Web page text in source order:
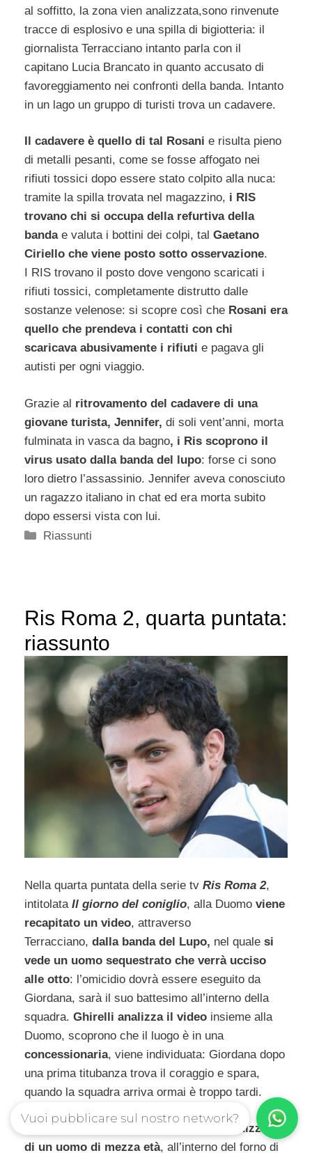
al soffitto, la zona vien analizzata,sono rinvenute
tracce di esplosivo e una spilla di bigiotteria: il
giornalista Terracciano intanto parla con il
capitano Lucia Brancato in quanto accusato di
favoreggiamento nei confronti della banda. Intanto
in un lago un gruppo di turisti trova un cadavere.
Il cadavere è quello di tal Rosani e risulta pieno
di metalli pesanti, come se fosse affogato nei
rifiuti tossici dopo essere stato colpito alla nuca:
tramite la spilla trovata nel magazzino, i RIS
trovano chi si occupa della refurtiva della
bandae valuta i bottini dei colpi, tal Gaetano
Ciriello che viene posto sotto osservazione.
I RIS trovano il posto dove vengono scaricati i
rifiuti tossici, completamente distrutto dalle
sostanze velenose: si scopre così che Rosani era
quello che prendeva i contatti con chi
scaricava abusivamente i rifiuti e pagava gli
autisti per ogni viaggio.
Grazie al ritrovamento del cadavere di una
giovane turista, Jennifer, di soli vent’anni, morta
fulminata in vasca da bagno, i Ris scoprono il
virus usato dalla banda del lupo: forse ci sono
loro dietro l’assassinio. Jennifer aveva conosciuto
un ragazzo italiano in chat ed era morta subito
dopo essersi vista con lui.
Categorie
Riassunti
Ris Roma 2, quarta puntata:
riassunto
Nella quarta puntata della serie tv Ris Roma 2,
intitolata Il giorno del coniglio, alla Duomo viene
recapitato un video, attraverso
Terracciano, dalla banda del Lupo, nel quale si
vede un uomo sequestrato che verrà ucciso
alle otto: l’omicidio dovrà essere eseguito da
Giordana, sarà il suo battesimo all’interno della
squadra. Ghirelli analizza il video insieme alla
Duomo, scoprono che il luogo è in una
concessionaria, viene individuata: Giordana dopo
una prima titubanza trova il coraggio e spara,
quando la squadra arriva ormai è troppo tardi.
Intanto
viene rinvenuto una testa carbonizzata
di un uomo di mezza età, all’interno del forno di
Vuoi pubblicare sul nostro network?